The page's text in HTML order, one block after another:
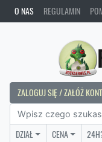
O NAS REGULAMIN
ZALOGUJ SIĘ / ZAŁÓŻ
DZIAŁ CENA